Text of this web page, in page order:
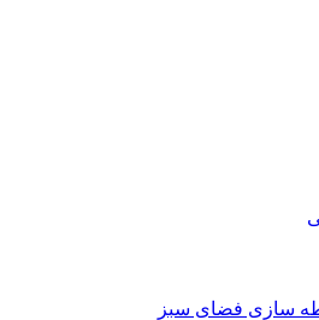
سازی فضای سبز